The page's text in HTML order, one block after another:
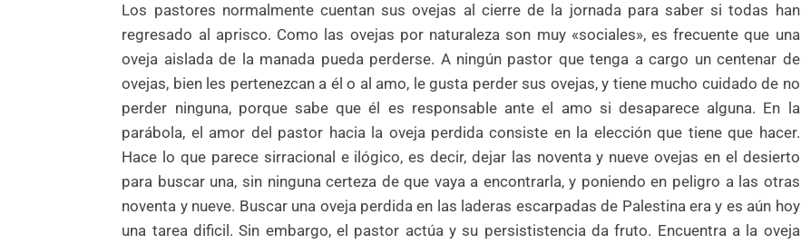
Los pastores normalmente cuentan sus ovejas al cierre de la jornada para saber si todas han
regresado al aprisco. Como las ovejas por naturaleza son muy «sociales», es frecuente que una
oveja aislada de la manada pueda perderse. A ningún pastor que tenga a cargo un centenar de
ovejas, bien les pertenezcan a él o al amo, le gusta perder sus ovejas, y tiene mucho cuidado de no
perder ninguna, porque sabe que él es responsable ante el amo si desaparece alguna. En la
parábola, el amor del pastor hacia la oveja perdida consiste en la elección que tiene que hacer.
Hace lo que parece sirracional e ilógico, es decir, dejar las noventa y nueve ovejas en el desierto
para buscar una, sin ninguna certeza de que vaya a encontrarla, y poniendo en peligro a las otras
noventa y nueve. Buscar una oveja perdida en las laderas escarpadas de Palestina era y es aún hoy
una tarea dificil. Sin embargo, el pastor actúa y su persististencia da fruto. Encuentra a la oveja